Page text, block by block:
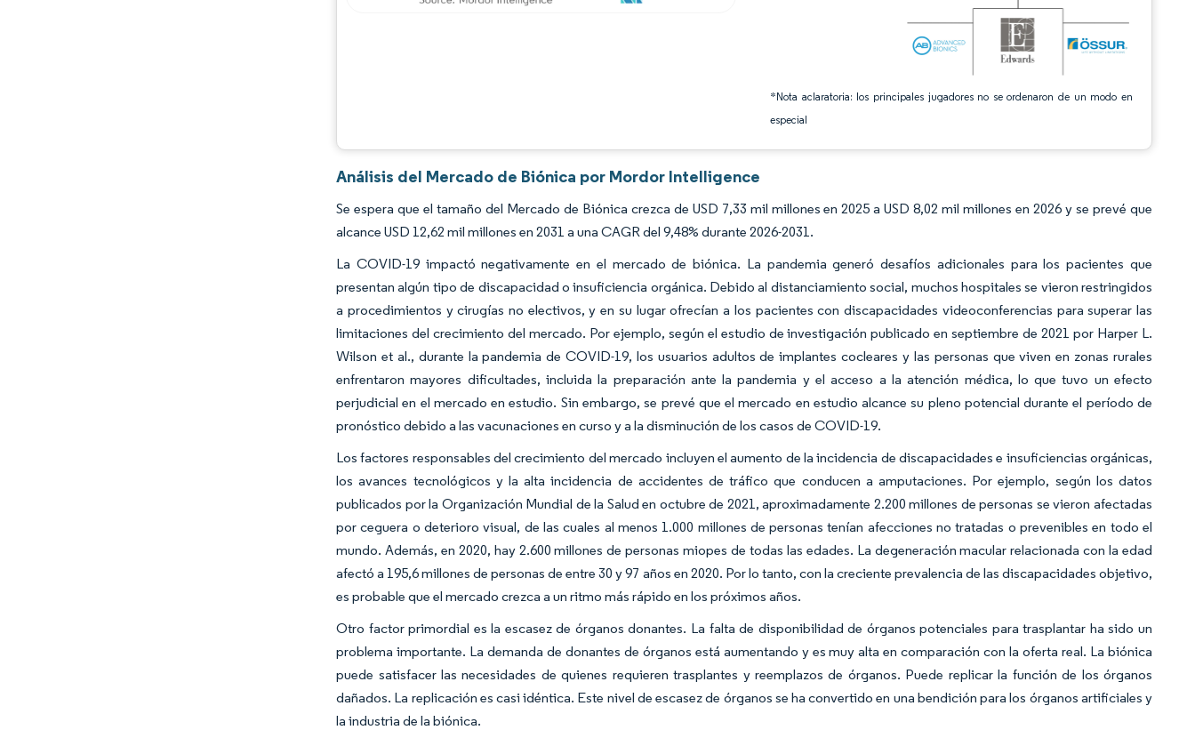
*Nota aclaratoria: los principales jugadores no se ordenaron de un modo en
especial
Análisis del Mercado de Biónica por Mordor Intelligence
Se espera que el tamaño del Mercado de Biónica crezca de USD 7,33 mil millones en 2025 a USD 8,02 mil millones en 2026 y se prevé que
alcance USD 12,62 mil millones en 2031 a una CAGR del 9,48% durante 2026-2031.
La COVID-19 impactó negativamente en el mercado de biónica. La pandemia generó desafíos adicionales para los pacientes que
presentan algún tipo de discapacidad o insuficiencia orgánica. Debido al distanciamiento social, muchos hospitales se vieron restringidos
a procedimientos y cirugías no electivos, y en su lugar ofrecían a los pacientes con discapacidades videoconferencias para superar las
limitaciones del crecimiento del mercado. Por ejemplo, según el estudio de investigación publicado en septiembre de 2021 por Harper L.
Wilson et al., durante la pandemia de COVID-19, los usuarios adultos de implantes cocleares y las personas que viven en zonas rurales
enfrentaron mayores dificultades, incluida la preparación ante la pandemia y el acceso a la atención médica, lo que tuvo un efecto
perjudicial en el mercado en estudio. Sin embargo, se prevé que el mercado en estudio alcance su pleno potencial durante el período de
pronóstico debido a las vacunaciones en curso y a la disminución de los casos de COVID-19.
Los factores responsables del crecimiento del mercado incluyen el aumento de la incidencia de discapacidades e insuficiencias orgánicas,
los avances tecnológicos y la alta incidencia de accidentes de tráfico que conducen a amputaciones. Por ejemplo, según los datos
publicados por la Organización Mundial de la Salud en octubre de 2021, aproximadamente 2.200 millones de personas se vieron afectadas
por ceguera o deterioro visual, de las cuales al menos 1.000 millones de personas tenían afecciones no tratadas o prevenibles en todo el
mundo. Además, en 2020, hay 2.600 millones de personas miopes de todas las edades. La degeneración macular relacionada con la edad
afectó a 195,6 millones de personas de entre 30 y 97 años en 2020. Por lo tanto, con la creciente prevalencia de las discapacidades objetivo,
es probable que el mercado crezca a un ritmo más rápido en los próximos años.
Otro factor primordial es la escasez de órganos donantes. La falta de disponibilidad de órganos potenciales para trasplantar ha sido un
problema importante. La demanda de donantes de órganos está aumentando y es muy alta en comparación con la oferta real. La biónica
puede satisfacer las necesidades de quienes requieren trasplantes y reemplazos de órganos. Puede replicar la función de los órganos
dañados. La replicación es casi idéntica. Este nivel de escasez de órganos se ha convertido en una bendición para los órganos artificiales y
la industria de la biónica.